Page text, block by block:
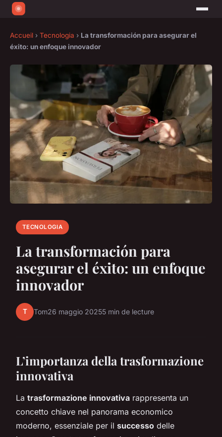
Accueil › Tecnologia › La transformación para asegurar el
éxito: un enfoque innovador
TECNOLOGIA
La transformación para
asegurar el éxito: un enfoque
innovador
T Tom26 maggio 20255 min de lecture
L’importanza della trasformazione
innovativa
La trasformazione innovativa rappresenta un
concetto chiave nel panorama economico
moderno, essenziale per il successo delle